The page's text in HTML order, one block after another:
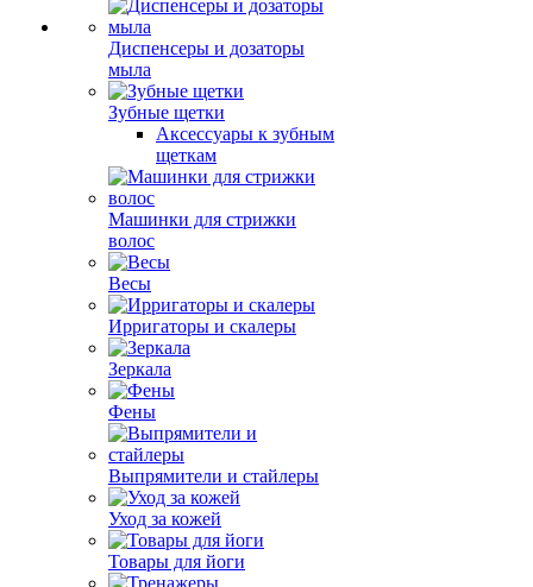
Диспенсеры и дозаторы
мыла
Зубные щетки
Аксессуары к зубным
щеткам
Машинки для стрижки
волос
Весы
Ирригаторы и скалеры
Зеркала
Фены
Выпрямители и стайлеры
Уход за кожей
Товары для йоги